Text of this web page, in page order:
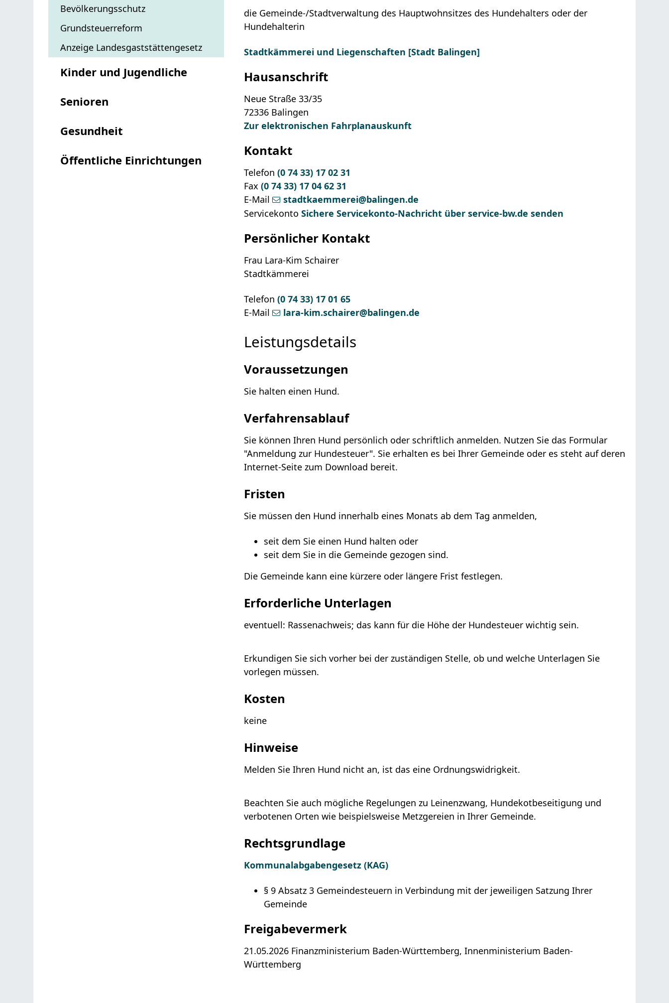
Bevölkerungsschutz
Grundsteuerreform
Anzeige Landesgaststättengesetz
Kinder und Jugendliche
Senioren
Gesundheit
Öffentliche Einrichtungen
die Gemeinde-/Stadtverwaltung des Hauptwohnsitzes des Hundehalters oder der
Hundehalterin
Stadtkämmerei und Liegenschaften [Stadt Balingen]
Hausanschrift
Neue Straße 33/35
72336 Balingen
Zur elektronischen Fahrplanauskunft
Kontakt
Telefon (0 74 33) 17 02 31
Fax (0 74 33) 17 04 62 31
E-Mail
stadtkaemmerei@balingen.de
Servicekonto Sichere Servicekonto-Nachricht über service-bw.de senden
Persönlicher Kontakt
Frau Lara-Kim Schairer
Stadtkämmerei
Telefon (0 74 33) 17 01 65
E-Mail
lara-kim.schairer@balingen.de
Leistungsdetails
Voraussetzungen
Sie halten einen Hund.
Verfahrensablauf
Sie können Ihren Hund persönlich oder schriftlich anmelden. Nutzen Sie das Formular
"Anmeldung zur Hundesteuer". Sie erhalten es bei Ihrer Gemeinde oder es steht auf deren
Internet-Seite zum Download bereit.
Fristen
Sie müssen den Hund innerhalb eines Monats ab dem Tag anmelden,
seit dem Sie einen Hund halten oder
seit dem Sie in die Gemeinde gezogen sind.
Die Gemeinde kann eine kürzere oder längere Frist festlegen.
Erforderliche Unterlagen
eventuell: Rassenachweis; das kann für die Höhe der Hundesteuer wichtig sein.
Erkundigen Sie sich vorher bei der zuständigen Stelle, ob und welche Unterlagen Sie
vorlegen müssen.
Kosten
keine
Hinweise
Melden Sie Ihren Hund nicht an, ist das eine Ordnungswidrigkeit.
Beachten Sie auch mögliche Regelungen zu Leinenzwang, Hundekotbeseitigung und
verbotenen Orten wie beispielsweise Metzgereien in Ihrer Gemeinde.
Rechtsgrundlage
Kommunalabgabengesetz (KAG)
§ 9 Absatz 3 Gemeindesteuern in Verbindung mit der jeweiligen Satzung Ihrer
Gemeinde
Freigabevermerk
21.05.2026 Finanzministerium Baden-Württemberg, Innenministerium Baden-
Württemberg